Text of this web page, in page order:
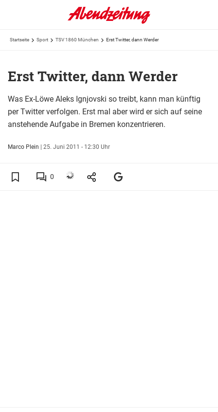
Startseite Sport TSV 1860 München Erst Twitter, dann Werder
Erst Twitter, dann Werder
Was Ex-Löwe Aleks Ignjovski so treibt, kann man künftig
per Twitter verfolgen. Erst mal aber wird er sich auf seine
anstehende Aufgabe in Bremen konzentrieren.
Marco Plein | 25. Juni 2011 - 12:30 Uhr
0